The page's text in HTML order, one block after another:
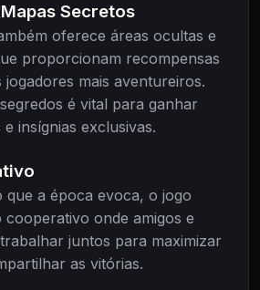
Secretos
oferece áreas ocultas e
proporcionam recompensas
jogadores mais aventureiros.
é vital para ganhar
insígnias exclusivas.
que a época evoca, o jogo
onde amigos e
juntos para maximizar
as vitórias.